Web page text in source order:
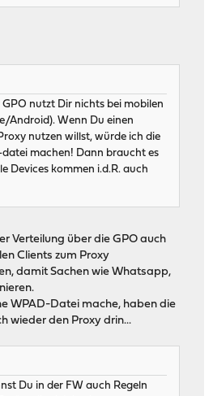
nutzt Dir nichts bei mobilen
Android). Wenn Du einen
nutzen willst, würde ich die
machen! Dann braucht es
Devices kommen i.d.R. auch
Verteilung über die GPO auch
Clients zum Proxy
damit Sachen wie Whatsapp,
WPAD-Datei mache, haben die
wieder den Proxy drin...
Du in der FW auch Regeln